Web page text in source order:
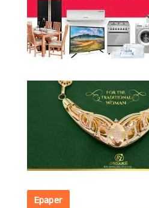
Epaper